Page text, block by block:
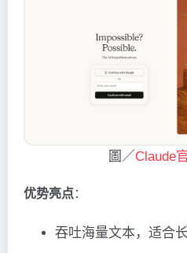
圖／ Claude
优势亮点：
吞吐海量文本，适合